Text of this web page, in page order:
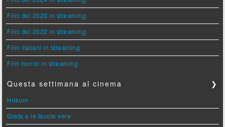
Film del 2023 in streaming
Film del 2022 in streaming
Film italiani in streaming
Film horror in streaming
Questa settimana al cinema ❯
Hokum
Greta e le favole vere